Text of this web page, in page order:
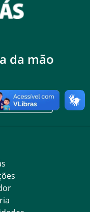
da mão